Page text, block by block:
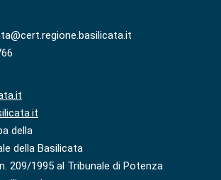
della
della Basilicata
209/1995 al Tribunale di Potenza